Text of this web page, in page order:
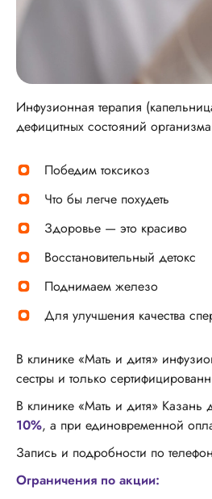
Инфузионная терапия
дефицитных состояний организма
Победим токсикоз
Что бы легче похудеть
Здоровье — это красиво
Восстановительный детокс
Поднимаем железо
Для улучшения качества
В клинике «Мать и дитя»
сестры и только
В клинике «Мать и дитя» Казань
10%, а при единовременной
Запись и подробности по
Ограничения по акции: